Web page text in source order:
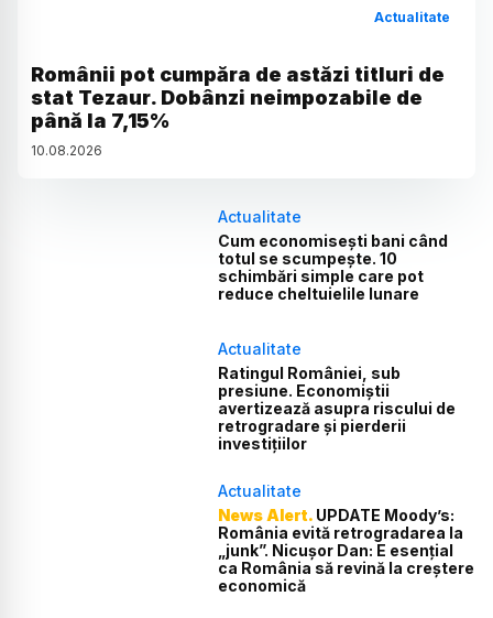
Actualitate
Românii pot cumpăra de astăzi titluri de
stat Tezaur. Dobânzi neimpozabile de
până la 7,15%
10.08.2026
Actualitate
Cum economisești bani când
totul se scumpește. 10
schimbări simple care pot
reduce cheltuielile lunare
Actualitate
Ratingul României, sub
presiune. Economiștii
avertizează asupra riscului de
retrogradare și pierderii
investițiilor
Actualitate
News Alert. UPDATE Moody’s:
România evită retrogradarea la
„junk”. Nicușor Dan: E esențial
ca România să revină la creștere
economică